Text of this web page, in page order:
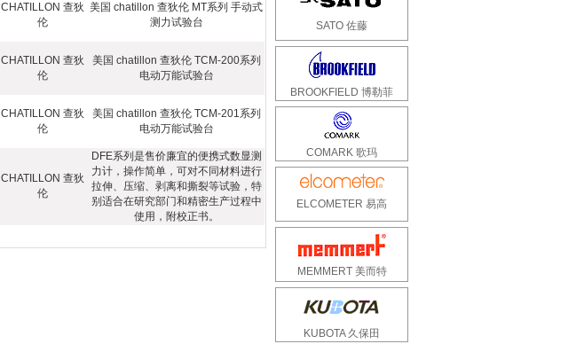
CHATILLON 查狄
伦
美国 chatillon 查狄伦 MT系列 手动式
测力试验台
CHATILLON 查狄
伦
美国 chatillon 查狄伦 TCM-200系列
电动万能试验台
CHATILLON 查狄
伦
美国 chatillon 查狄伦 TCM-201系列
电动万能试验台
CHATILLON 查狄
伦
DFE系列是售价廉宜的便携式数显测
力计，操作简单，可对不同材料进行
拉伸、压缩、剥离和撕裂等试验，特
别适合在研究部门和精密生产过程中
使用，附校正书。
SATO 佐藤
BROOKFIELD 博勒菲
COMARK 歌玛
ELCOMETER 易高
MEMMERT 美而特
KUBOTA 久保田